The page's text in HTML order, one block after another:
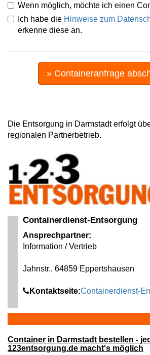
Wenn möglich, möchte ich einen
Ich habe die Hinweise zum
erkenne diese an.
» Containeranfrage
Die Entsorgung in Darmstadt erfolgt
regionalen Partnerbetrieb.
Containerdienst-Entsorgung
Ansprechpartner:
Information / Vertrieb
Jahnstr., 64859 Eppertshausen
Kontaktseite:Containerdienst-
Container in Darmstadt bestellen -
123entsorgung.de macht's möglich